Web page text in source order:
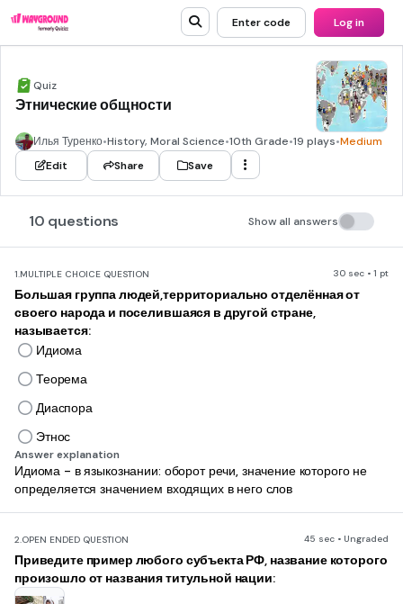
Enter code Log in
Quiz
Этнические общности
Илья Туренко•History, Moral Science•10th Grade•19 plays•Medium
Edit
Share Save
10 questions Show all answers
1.MULTIPLE CHOICE QUESTION 30 sec • 1 pt
Большая группа людей,территориально отделённая от
своего народа и поселившаяся в другой стране,
называется:
Идиома
Теорема
Диаспора
Этнос
Answer explanation
Идиома - в языкознании: оборот речи, значение которого не
определяется значением входящих в него слов
2.OPEN ENDED QUESTION 45 sec • Ungraded
Приведите пример любого субъекта РФ, название которого
произошло от названия титульной нации: